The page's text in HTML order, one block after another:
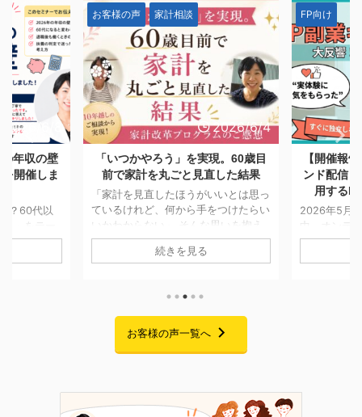
2026/6/4
。60歳目
した結果
つけたらい
せない方は
革プログラ
FP向け
2026/5/28
【開催報告】日本FP協会オンデマ
ンド配信「副業としてFP資格を活
用するFPキャリアセミナー」
2026年5月7日〜5月25日までの期間
中、オンデマンド配信にてお届けして
おりました「副業としてFP資格を活
用するFPキャリアセミナー」の配信
また熱意あふれる素晴らしいご感想を
たくさんお寄せいただきました。この
場を借りて、心より御礼申し上げま
す。 セミナーでお話ししたこと 私自
のすべてがゼロで、手元にあるのは
FP資格だけという状態からのスター
続きを見る
お客様の声
「一生モ
つける。
も消えな
「将来のお
AIでの試算
なぜ「自分
お客様の声一覧へ